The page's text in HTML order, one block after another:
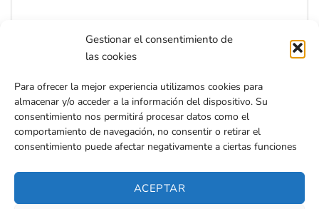
Gestionar el consentimiento de
las cookies
Para ofrecer la mejor experiencia utilizamos cookies para
almacenar y/o acceder a la información del dispositivo. Su
consentimiento nos permitirá procesar datos como el
comportamiento de navegación, no consentir o retirar el
consentimiento puede afectar negativamente a ciertas funciones
ACEPTAR
He leído y acepto lapolítica de privacidad
© 2026 | Diseñada porIparprint